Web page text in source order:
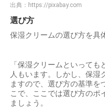
出典： https://pixabay.com
選び方
保湿クリームの選び方を具
「保湿クリームといって
人もいます。しかし、保湿
ますので、選び方の基準を
こで、ここでは選び方のポ
ましょう。